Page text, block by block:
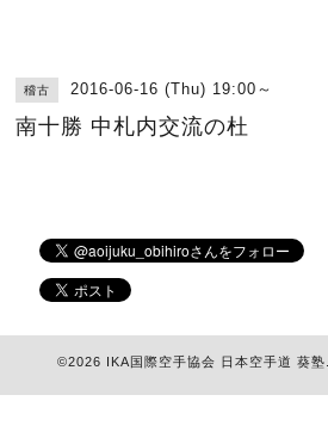
稽古 2016-06-16 (Thu) 19:00～
南十勝 中札内交流の杜
©2026 IKA国際空手協会 日本空手道 葵塾